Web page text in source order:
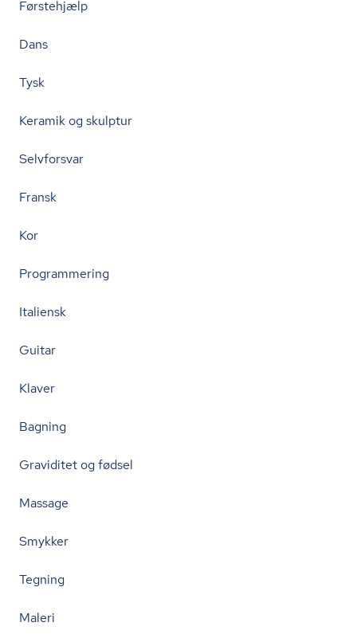
Førstehjælp
Dans
Tysk
Keramik og skulptur
Selvforsvar
Fransk
Kor
Programmering
Italiensk
Guitar
Klaver
Bagning
Graviditet og fødsel
Massage
Smykker
Tegning
Maleri